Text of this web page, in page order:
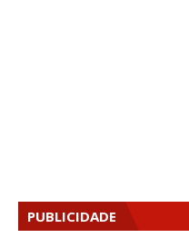
PUBLICIDADE